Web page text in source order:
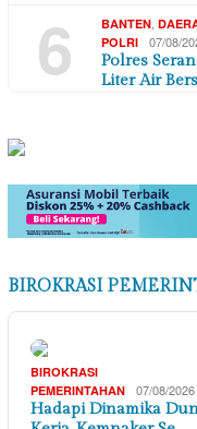
6 BANTEN
POLRI
07/08/
Polres
Liter Air
BIROKRASI
BIROKRASI
PEMERINTAHAN
07/08/2026
Hadapi Dinamika